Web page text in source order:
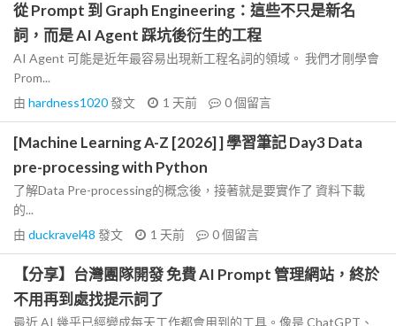
從 Prompt 到 Graph Engineering：這些不只是新名
詞，而是 AI Agent 踩坑後衍生的工程
AI Agent 可能是近年最容易出現新工程名詞的領域。 我們才剛學會
Prom...
由 hardness1020發文 1 天前 0個留言
[Machine Learning A-Z [2026] ] 學習筆記 Day3 Data
pre-processing with Python
了解Data Pre-processing的概念後，接著就是要實作了 資料下載
的...
由 duckravel48 發文 1 天前 0個留言
【分享】台灣團隊開發 免費 AI Prompt 管理網站，終於
不用再到處找提示詞了
最近 AI 幾乎已經變成每天工作都會用到的工具。像是 ChatGPT、